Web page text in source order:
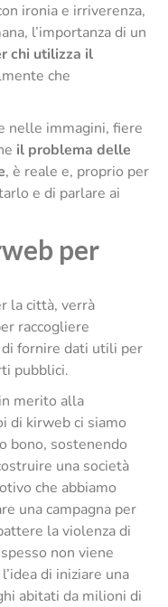
ironia e irriverenza,
l’importanza di un
chi utilizza il
che
nelle immagini, fiere
il problema delle
, è reale e, proprio per
e di parlare ai
per
la città, verrà
raccogliere
fornire dati utili per
pubblici.
merito alla
di kirweb ci siamo
bono, sostenendo
una società
che abbiamo
una campagna per
la violenza di
non viene
di iniziare una
abitati da milioni di